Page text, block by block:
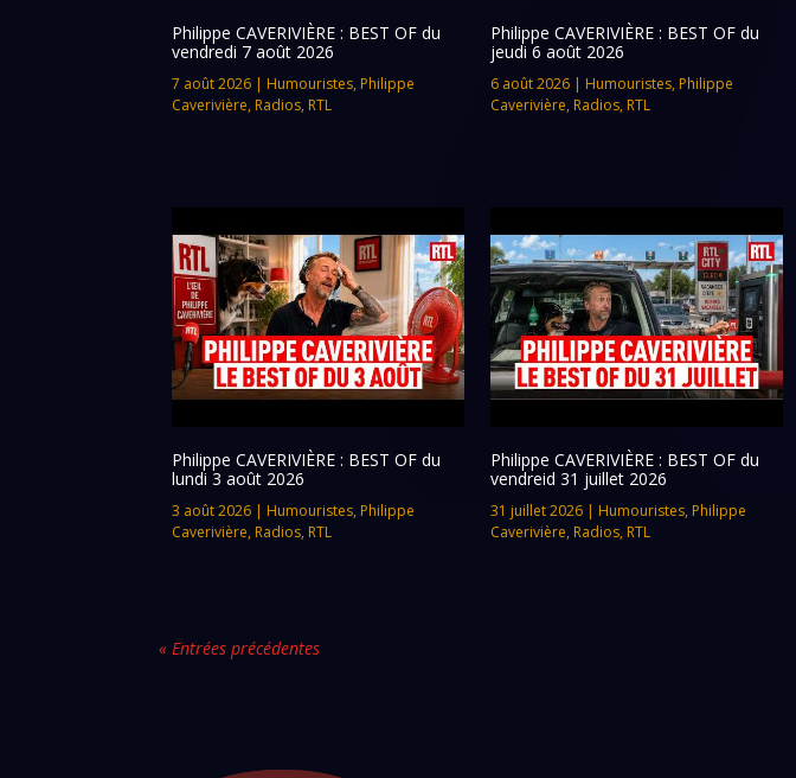
Philippe CAVERIVIÈRE : BEST OF du
vendredi 7 août 2026
7 août 2026 | Humouristes, Philippe
Caverivière, Radios, RTL
Philippe CAVERIVIÈRE : BEST OF du
jeudi 6 août 2026
6 août 2026| Humouristes, Philippe
Caverivière, Radios, RTL
Philippe CAVERIVIÈRE : BEST OF du
lundi 3 août 2026
3 août 2026 | Humouristes, Philippe
Caverivière, Radios, RTL
Philippe CAVERIVIÈRE : BEST OF du
vendreid 31 juillet 2026
31 juillet 2026| Humouristes, Philippe
Caverivière, Radios, RTL
« Entrées précédentes